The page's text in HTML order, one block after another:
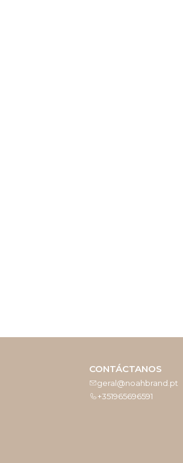
CONTÁCTANOS
geral@noahbrand.pt
+351965696591